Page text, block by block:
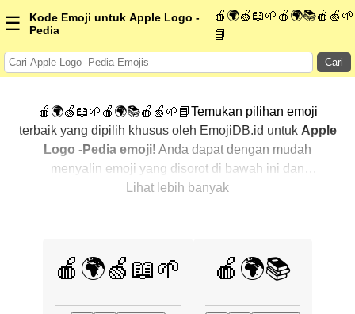
☰
Kode Emoji untuk Apple Logo -
Pedia
🍎🌍🍏📖🌱🍎🌍📚🍎🍏🌱
📘
Cari
🍎🌍🍏📖🌱🍎🌍📚🍎🍏🌱📘Temukan pilihan emoji
terbaik yang dipilih khusus oleh EmojiDB.id untuk Apple
Logo -Pedia emoji! Anda dapat dengan mudah
menyalin emoji yang disorot di bawah ini dan
menggunakannya di percakapan Anda untuk
pilihan? Jelajahi kategori lainnya untuk menemukan cara
baru dalam mengekspresikan
Apple Logo -Pedia
Lihat lebih banyak
🍎🌍🍏📖🌱 🍎🌍📚